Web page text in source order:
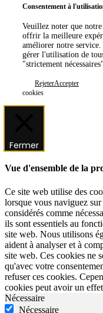
Consentement à
Veuillez noter que
offrir la meilleure
améliorer notre
gérer l'utilisation de
"strictement
RejeterAccepter
cookies
Fermer
Vue d'ensemble de la
Ce site web utilise des
lorsque vous naviguez
considérés comme
ils sont essentiels au
site web. Nous utilisons
aident à analyser et à
site web. Ces cookies ne
qu'avec votre
refuser ces cookies.
cookies peut avoir un
Nécessaire
Nécessaire